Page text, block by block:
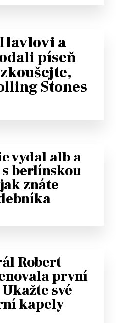
a
píseň
Stones
vydal alb a
berlínskou
znáte
Robert
první
své
kapely